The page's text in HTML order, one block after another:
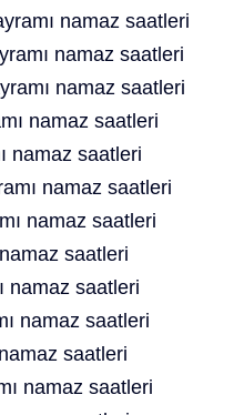
namaz saatleri
namaz saatleri
namaz saatleri
namaz saatleri
namaz saatleri
namaz saatleri
namaz saatleri
saatleri
namaz saatleri
namaz saatleri
saatleri
namaz saatleri